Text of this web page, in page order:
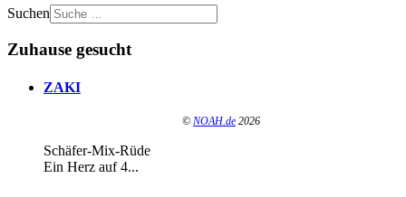
Suchen
Zuhause gesucht
ZAKI
© NOAH.de 2026
Schäfer-Mix-Rüde
Ein Herz auf 4...